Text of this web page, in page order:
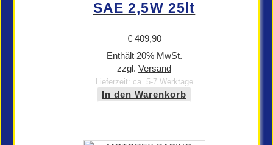
SAE 2,5W 25lt
€409,90
Enthält 20% MwSt.
zzgl. Versand
Lieferzeit: ca. 5-7 Werktage
In den Warenkorb